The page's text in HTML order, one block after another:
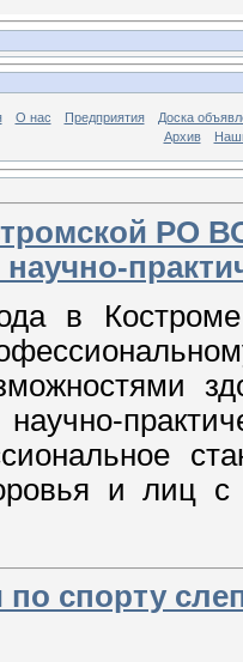
О нас Предприятия
Доска
Архив
РО
в
и лиц с
спорту